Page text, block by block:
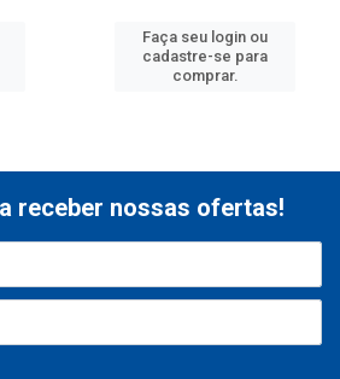
Faça seu login ou
cadastre-se para
comprar.
receber nossas ofertas!